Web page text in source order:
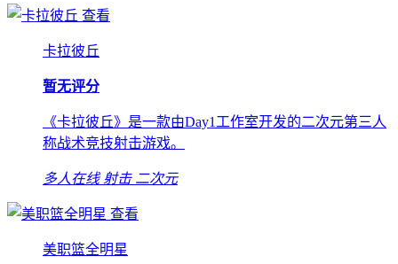
查看
卡拉彼丘
暂无评分
《卡拉彼丘》是一款由Day1工作室开发的二次元第三人
称战术竞技射击游戏。
多人在线 射击 二次元
查看
美职篮全明星